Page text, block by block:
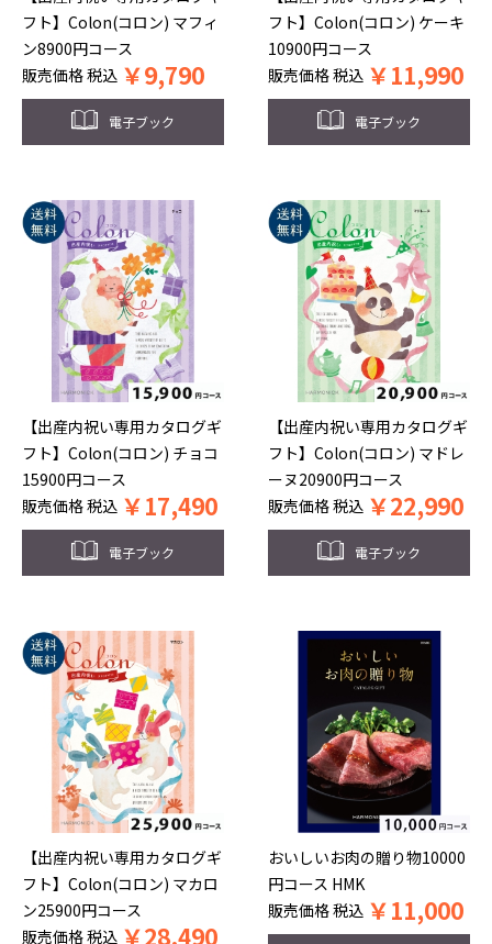
フト】Colon(コロン) マフィ
ン8900円コース
販売価格税込 ￥9,790
電子ブック
フト】Colon(コロン) ケーキ
10900円コース
販売価格税込 ￥11,990
電子ブック
【出産内祝い専用カタログギ
フト】Colon(コロン) チョコ
15900円コース
販売価格税込 ￥17,490
電子ブック
【出産内祝い専用カタログギ
フト】Colon(コロン) マドレ
ーヌ20900円コース
販売価格税込 ￥22,990
電子ブック
【出産内祝い専用カタログギ
フト】Colon(コロン) マカロ
ン25900円コース
販売価格税込 ￥28,490
おいしいお肉の贈り物10000
円コース HMK
販売価格税込 ￥11,000